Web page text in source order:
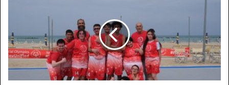
ai
Giochi
Nazionali
Special
Olympics